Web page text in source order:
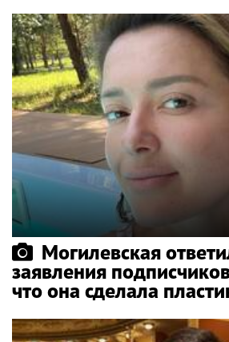
Могилевская
заявления
что она сделала